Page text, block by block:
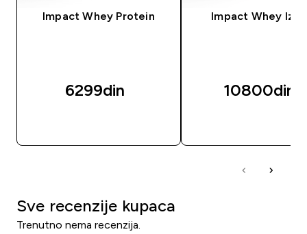
Impact Whey Protein
6299din‎
Impact Whey
10800din‎
Sve recenzije kupaca
Trenutno nema recenzija.